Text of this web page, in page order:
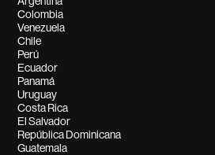
Colombia
Venezuela
Chile
Perú
Ecuador
Panamá
Uruguay
Costa Rica
El Salvador
República Dominicana
Guatemala